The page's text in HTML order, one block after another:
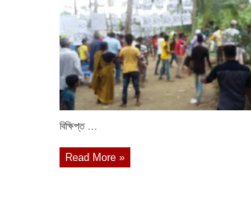
বিক্ষিপ্ত ...
Read More »